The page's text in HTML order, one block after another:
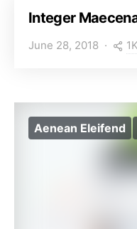
Integer
June 28, 2018
Aenean Eleifend